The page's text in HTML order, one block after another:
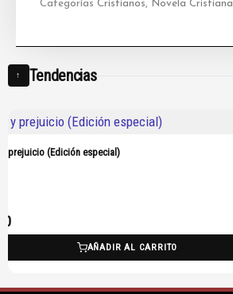
Categorías Cristianos, Novela Cristiana
↑ Tendencias
prejuicio (Edición especial)
AÑADIR AL CARRITO